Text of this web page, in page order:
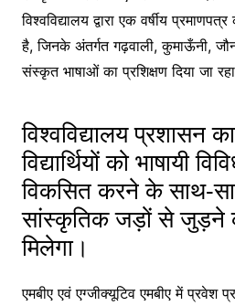
विश्वविद्यालय द्वारा एक वर्षीय
है, जिनके अंतर्गत गढ़वाली, कुमाऊँनी,
संस्कृत भाषाओं का प्रशिक्षण दिया जा
विश्वविद्यालय प्रशासन
विद्यार्थियों को भाषायी
विकसित करने के साथ-
सांस्कृतिक जड़ों से जुड़ने
मिलेगा।
एमबीए एवं एग्जीक्यूटिव एमबीए में प्रवेश